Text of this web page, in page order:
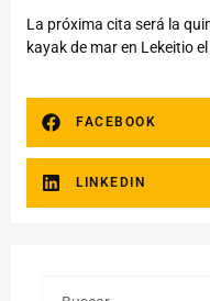
La próxima cita será la
kayak de mar en Lekeitio
FACEBOOK
LINKEDIN